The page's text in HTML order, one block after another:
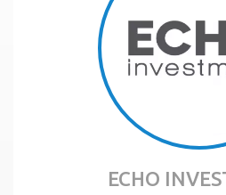
ECHO